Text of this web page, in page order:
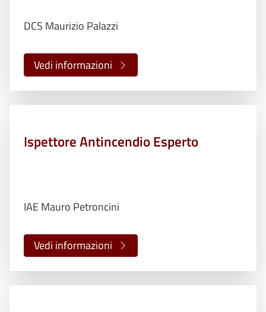
DCS Maurizio Palazzi
Vedi informazioni
Ispettore Antincendio Esperto
IAE Mauro Petroncini
Vedi informazioni